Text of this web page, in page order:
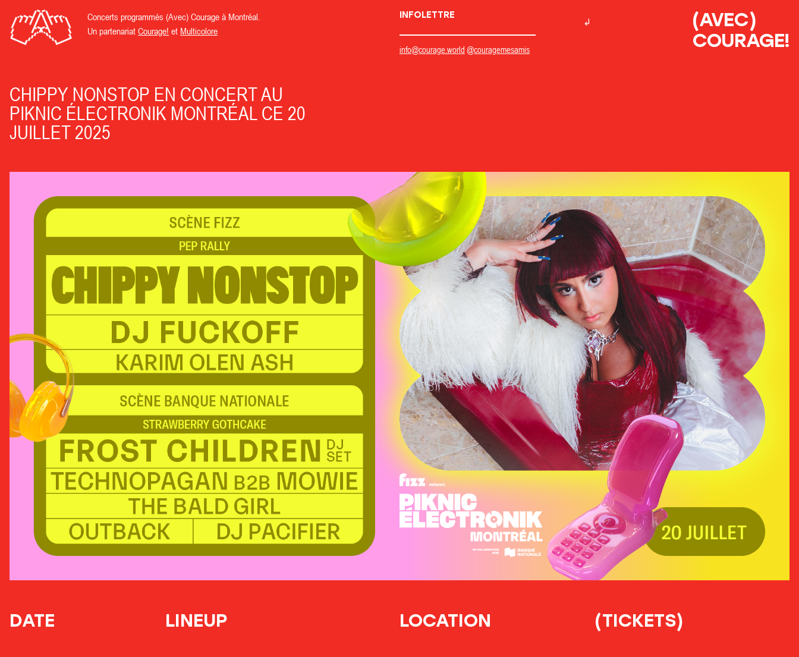
Concerts programmés (Avec) Courage à Montréal.
Un partenariatCourage! et Multicolore
INFOLETTRE
info@courage.world @couragemesamis
(AVEC)
COURAGE!
CHIPPY NONSTOP EN CONCERT AU
PIKNIC ÉLECTRONIK MONTRÉAL CE 20
JUILLET 2025
DATE LINEUP LOCATION (TICKETS)